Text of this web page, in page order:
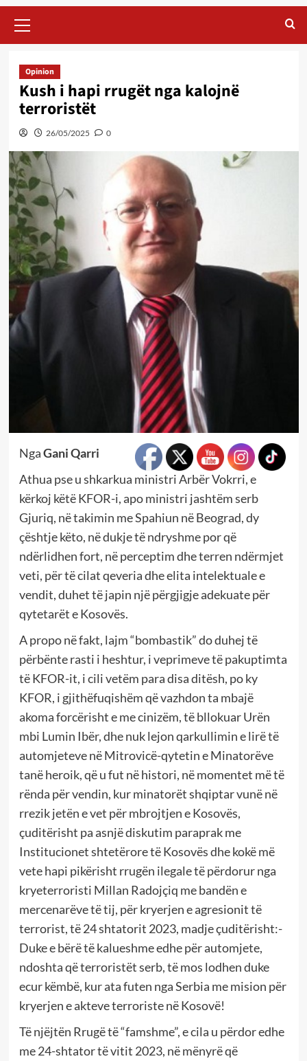
Menu
Opinion
Kush i hapi rrugët nga kalojnë
terroristët
26/05/2025 0
NgaGani Qarri
Athua pse u shkarkua ministri Arbër Vokrri, e
kërkoj këtë KFOR-i, apo ministri jashtëm serb
Gjuriq, në takimin me Spahiun në Beograd, dy
çështje këto, në dukje të ndryshme por që
ndërlidhen fort, në perceptim dhe terren ndërmjet
veti, për të cilat qeveria dhe elita intelektuale e
vendit, duhet të japin një përgjigje adekuate për
qytetarët e Kosovës.
A propo në fakt, lajm “bombastik” do duhej të
përbënte rasti i heshtur, i veprimeve të pakuptimta
të KFOR-it, i cili vetëm para disa ditësh, po ky
KFOR, i gjithëfuqishëm që vazhdon ta mbajë
akoma forcërisht e me cinizëm, të bllokuar Urën
mbi Lumin Ibër, dhe nuk lejon qarkullimin e lirë të
automjeteve në Mitrovicë-qytetin e Minatorëve
tanë heroik, që u fut në histori, në momentet më të
rënda për vendin, kur minatorët shqiptar vunë në
rrezik jetën e vet për mbrojtjen e Kosovës,
çuditërisht pa asnjë diskutim paraprak me
Institucionet shtetërore të Kosovës dhe kokë më
vete hapi pikërisht rrugën ilegale të përdorur nga
kryeterroristi Millan Radojçiq me bandën e
mercenarëve të tij, për kryerjen e agresionit të
terrorist, të 24 shtatorit 2023, madje çuditërisht:-
Duke e bërë të kalueshme edhe për automjete,
ndoshta që terroristët serb, të mos lodhen duke
ecur këmbë, kur ata futen nga Serbia me mision për
kryerjen e akteve terroriste në Kosovë!
Të njëjtën Rrugë të “famshme”, e cila u përdor edhe
me 24-shtator të vitit 2023, në mënyrë që